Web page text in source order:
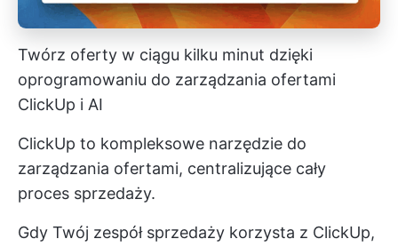
Twórz oferty w ciągu kilku minut dzięki
oprogramowaniu do zarządzania ofertami
ClickUp i AI
ClickUp to kompleksowe narzędzie do
zarządzania ofertami, centralizujące cały
proces sprzedaży.
Gdy Twój zespół sprzedaży korzysta z ClickUp,